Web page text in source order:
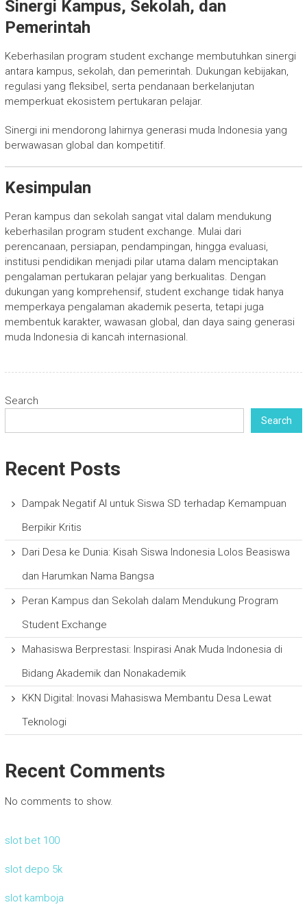
Sinergi Kampus, Sekolah, dan
Pemerintah
Keberhasilan program student exchange membutuhkan sinergi
antara kampus, sekolah, dan pemerintah. Dukungan kebijakan,
regulasi yang fleksibel, serta pendanaan berkelanjutan
memperkuat ekosistem pertukaran pelajar.
Sinergi ini mendorong lahirnya generasi muda Indonesia yang
berwawasan global dan kompetitif.
Kesimpulan
Peran kampus dan sekolah sangat vital dalam mendukung
keberhasilan program student exchange. Mulai dari
perencanaan, persiapan, pendampingan, hingga evaluasi,
institusi pendidikan menjadi pilar utama dalam menciptakan
pengalaman pertukaran pelajar yang berkualitas. Dengan
dukungan yang komprehensif, student exchange tidak hanya
memperkaya pengalaman akademik peserta, tetapi juga
membentuk karakter, wawasan global, dan daya saing generasi
muda Indonesia di kancah internasional.
Search
Search
Recent Posts
Dampak Negatif AI untuk Siswa SD terhadap Kemampuan
Berpikir Kritis
Dari Desa ke Dunia: Kisah Siswa Indonesia Lolos Beasiswa
dan Harumkan Nama Bangsa
Peran Kampus dan Sekolah dalam Mendukung Program
Student Exchange
Mahasiswa Berprestasi: Inspirasi Anak Muda Indonesia di
Bidang Akademik dan Nonakademik
KKN Digital: Inovasi Mahasiswa Membantu Desa Lewat
Teknologi
Recent Comments
No comments to show.
slot bet 100
slot depo 5k
slot kamboja